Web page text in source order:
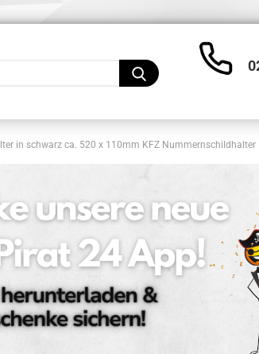
in schwarz ca. 520 x 110mm KFZ Nummernschildhalter